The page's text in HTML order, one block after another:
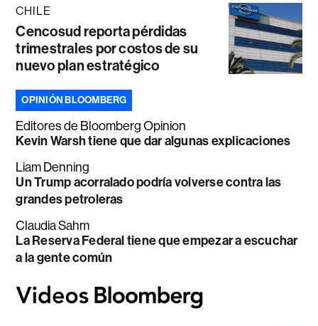
CHILE
Cencosud reporta pérdidas
trimestrales por costos de su
nuevo plan estratégico
OPINIÓN BLOOMBERG
Editores de Bloomberg Opinion
Kevin Warsh tiene que dar algunas explicaciones
Liam Denning
Un Trump acorralado podría volverse contra las
grandes petroleras
Claudia Sahm
La Reserva Federal tiene que empezar a escuchar
a la gente común